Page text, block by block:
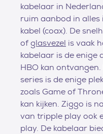
kabelaar in
ruim aanbod in alles
kabel (coax). De
ofglasvezel is vaak
kabelaar is de enige
HBO kan
series is de enige
zoals Game of
kan kijken. Ziggo is
van tripple play ook
play. De kabelaar